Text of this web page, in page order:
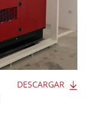
DESCARGAR